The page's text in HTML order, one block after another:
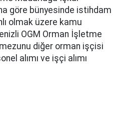
göre bünyesinde istihdam
olmak üzere kamu
OGM Orman İşletme
diğer orman işçisi
alımı ve işçi alımı